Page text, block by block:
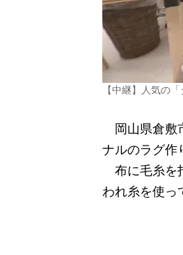
【中継】人気の
岡山県倉敷
ナルのラグ作
布に毛糸を
われ糸を使っ